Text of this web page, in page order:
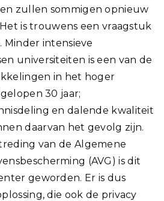
zullen sommigen opnieuw
is trouwens een vraagstuk
intensieve
universiteiten is een van de
in het hoger
30 jaar;
en dalende kwaliteit
daarvan het gevolg zijn.
van de Algemene
(AVG) is dit
geworden. Er is dus
die ook de privacy